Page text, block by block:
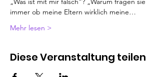
immer ob meine Eltern wirklich meine…
Mehr lesen >
Diese Veranstaltung teilen